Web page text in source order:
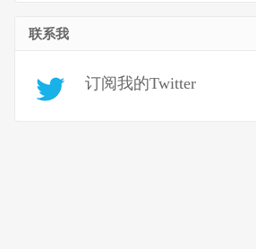
联系我
订阅我的Twitter